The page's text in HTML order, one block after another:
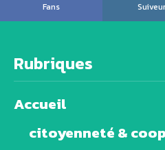
Fans
Rubriques
Accueil
citoyenneté &